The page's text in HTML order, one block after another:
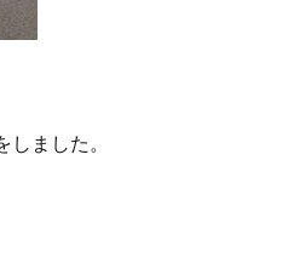
ました。